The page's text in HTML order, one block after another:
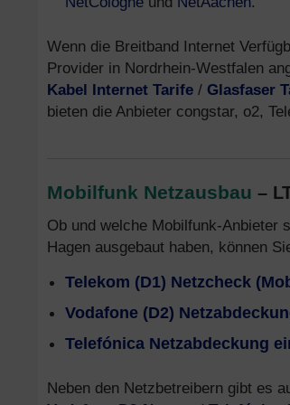
Wenn die Breitband Internet
Provider in Nordrhein-Westfalen
Kabel Internet Tarife / Glasfaser
bieten die Anbieter congstar, o2,
Mobilfunk Netzausbau –
Ob und welche Mobilfunk-Anbieter
Hagen ausgebaut haben, können
Telekom (D1) Netzcheck
Vodafone (D2)
Telefónica Netzabdeckung
Neben den Netzbetreibern gibt es